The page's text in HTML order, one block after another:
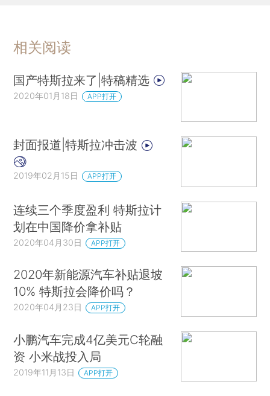
相关阅读
国产特斯拉来了|特稿精选
2020年01月18日 APP打开
封面报道|特斯拉冲击波
2019年02月15日 APP打开
连续三个季度盈利 特斯拉计
划在中国降价拿补贴
2020年04月30日 APP打开
2020年新能源汽车补贴退坡
10% 特斯拉会降价吗？
2020年04月23日 APP打开
小鹏汽车完成4亿美元C轮融
资 小米战投入局
2019年11月13日 APP打开